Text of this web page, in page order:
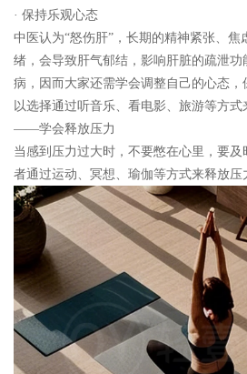
· 保持乐观心态
中医认为“怒伤肝”，长期的精神紧张、
绪，会导致肝气郁结，影响肝脏的疏泄
病，因而大家还需学会调整自己的心态
以选择通过听音乐、看电影、旅游等方式
——学会释放压力
当感到压力过大时，不要憋在心里，要
者通过运动、冥想、瑜伽等方式来释放压